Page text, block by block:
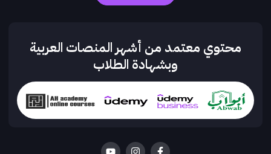
محتوي معتمد من أشهر المنصات العربية
وبشهادة الطلاب